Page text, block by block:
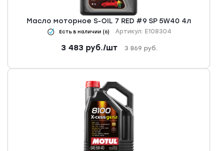
Масло моторное S-OIL 7 RED #9 SP 5W40 4л
Есть в наличии (6) Артикул: E108304
3 483руб./шт 3 869 руб.